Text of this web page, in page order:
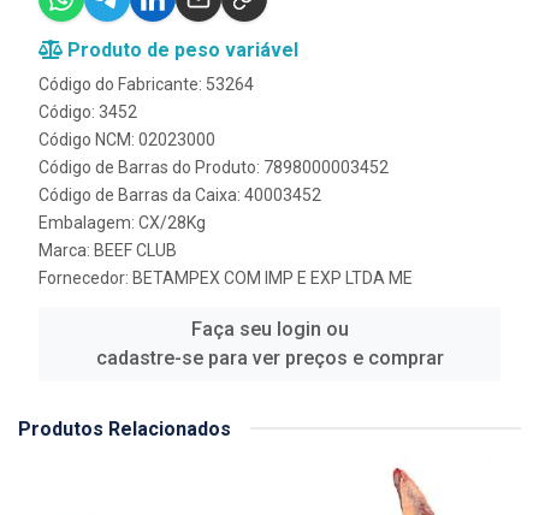
Produto de peso variável
Código do Fabricante: 53264
Código: 3452
Código NCM: 02023000
Código de Barras do Produto: 7898000003452
Código de Barras da Caixa: 40003452
Embalagem: CX/28Kg
Marca: BEEF CLUB
Fornecedor: BETAMPEX COM IMP E EXP LTDA ME
Faça seu login ou
cadastre-se para ver preços e comprar
Produtos Relacionados